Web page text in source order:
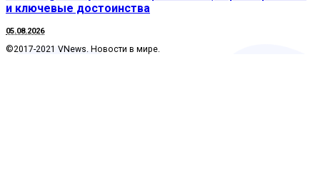
и ключевые достоинства
05.08.2026
©2017-2021 VNews. Новости в мире.